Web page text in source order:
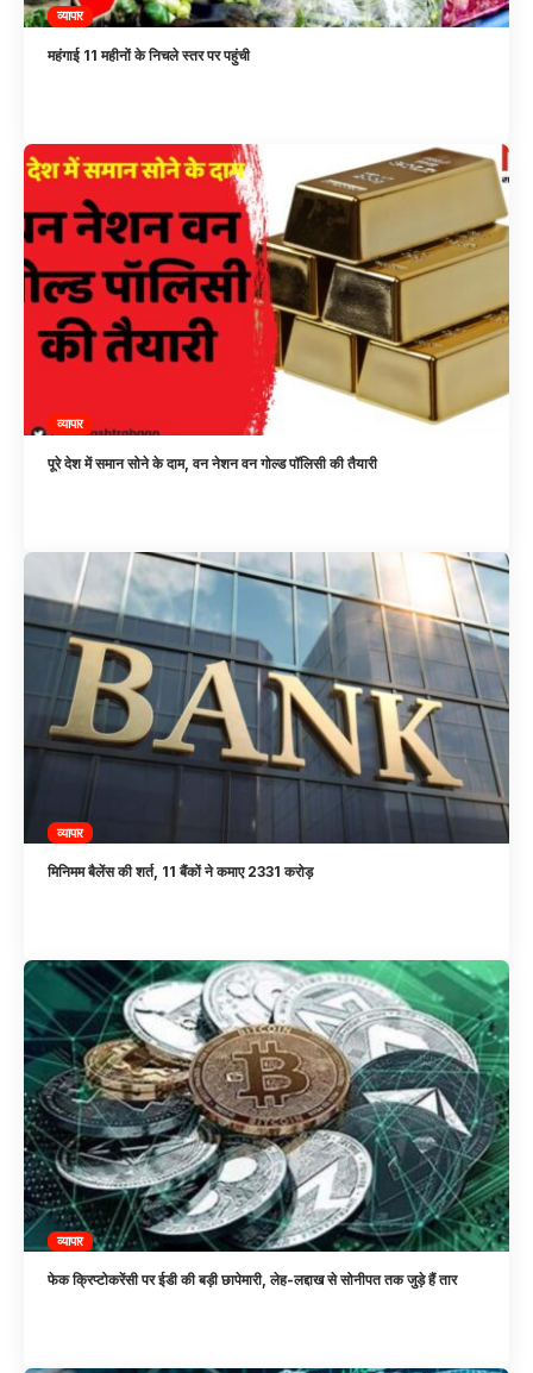
व्यापार
महंगाई 11 महीनों के निचले स्‍तर पर पहुंची
व्यापार
पूरे देश में समान सोने के दाम, वन नेशन वन गोल्ड पॉलिसी की तैयारी
व्यापार
मिनिमम बैलेंस की शर्त, 11 बैंकों ने कमाए 2331 करोड़
व्यापार
फेक क्रिप्टोकरेंसी पर ईडी की बड़ी छापेमारी, लेह-लद्दाख से सोनीपत तक जुड़े हैं तार